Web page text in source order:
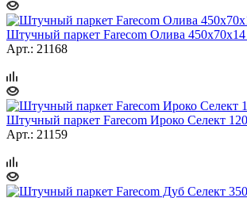
Штучный паркет Farecom Олива
Арт.: 21168
Штучный паркет Farecom Ироко Селект
Арт.: 21159